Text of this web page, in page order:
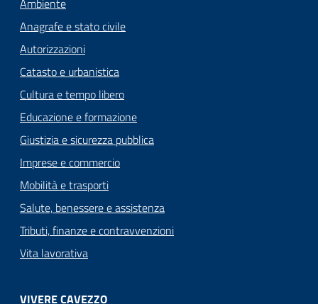
Ambiente
Anagrafe e stato civile
Autorizzazioni
Catasto e urbanistica
Cultura e tempo libero
Educazione e formazione
Giustizia e sicurezza pubblica
Imprese e commercio
Mobilità e trasporti
Salute, benessere e assistenza
Tributi, finanze e contravvenzioni
Vita lavorativa
VIVERE CAVEZZO